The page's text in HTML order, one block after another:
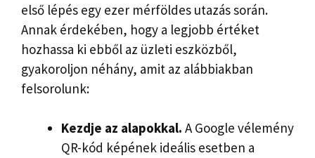
első lépés egy ezer mérföldes utazás során.
Annak érdekében, hogy a legjobb értéket
hozhassa ki ebből az üzleti eszközből,
gyakoroljon néhány, amit az alábbiakban
felsorolunk:
Kezdje az alapokkal. A Google vélemény
QR-kód képének ideális esetben a